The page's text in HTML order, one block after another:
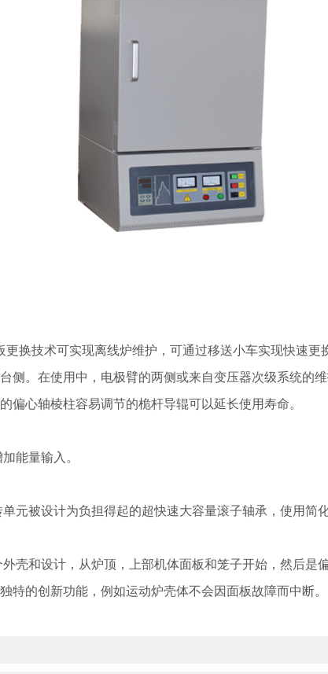
技术可实现离线炉维护，可通过移送小车实现快速更
侧。在使用中，电极臂的两侧或来自变压器次级系统的
心轴棱柱容易调节的桅杆导辊可以延长使用寿命。
能量输入。
被设计为负担得起的超快速大容量滚子轴承，使用简化
壳和设计，从炉顶，上部机体面板和笼子开始，然后
的创新功能，例如运动炉壳体不会因面板故障而中断。